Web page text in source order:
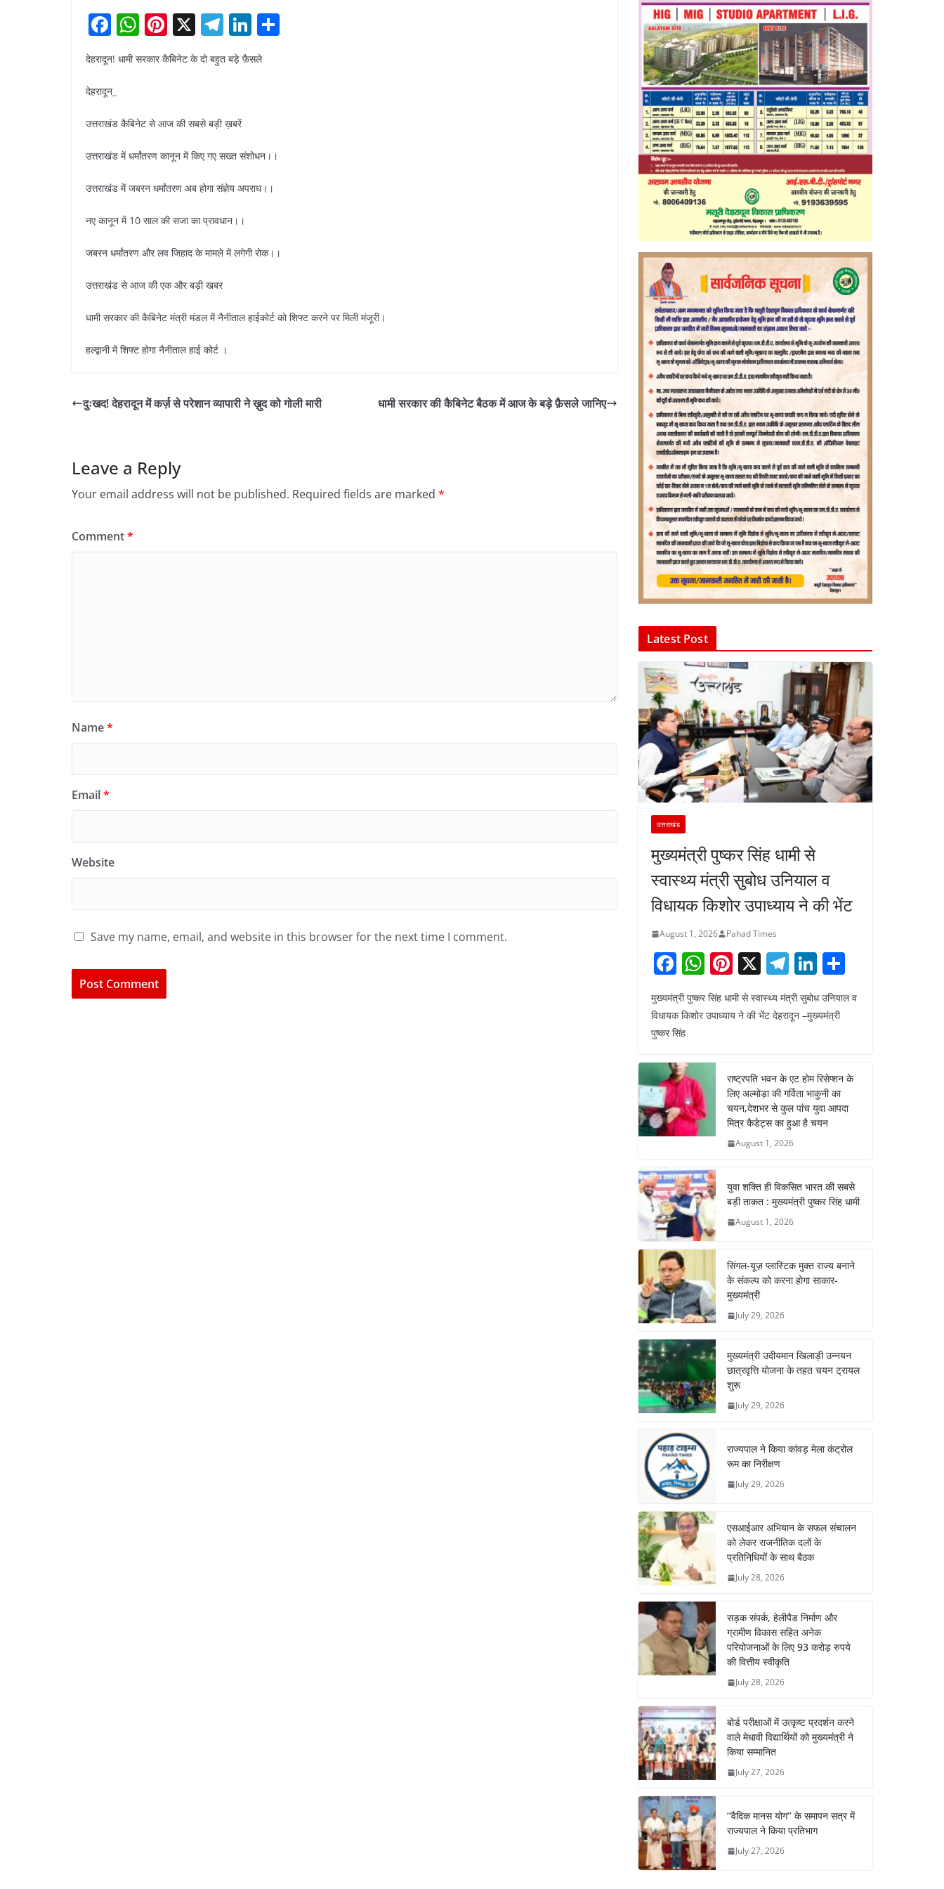
F
c
e
b
o
o
k
W
at
A
p
p
Pi
nt
er
st
X T
el
e
a
m
Li
n
k
देहरादून! धामी सरकार कैबिनेट के दो बहुत बड़े फ़ैसले
देहरादून_
उत्तराखंड कैबिनेट से आज की सबसे बड़ी ख़बरें
उत्तराखंड में धर्मांतरण कानून में किए गए सख्त संशोधन।।
उत्तराखंड में जबरन धर्मांतरण अब होगा संज्ञेय अपराध।।
नए कानून में 10 साल की सजा का प्रावधान।।
जबरन धर्मांतरण और लव जिहाद के मामले में लगेगी रोक।।
उत्तराखंड से आज की एक और बड़ी खबर
धामी सरकार की कैबिनेट मंत्री मंडल में नैनीताल हाईकोर्ट को शिफ्ट करने पर मिली मंजूरी।
हल्द्वानी में शिफ्ट होगा नैनीताल हाई कोर्ट ।
दुःखद! देहरादून में कर्ज़ से परेशान व्यापारी ने ख़ुद को गोली मारी धामी सरकार की कैबिनेट बैठक में आज के बड़े फ़ैसले जानिए
Leave a Reply
Your email address will not be published. Required fields are marked *
Comment*
Name*
Email*
Website
Save my name, email, and website in this browser for the next time I comment.
Latest Post
उत्तराखंड
मुख्यमंत्री पुष्कर सिंह धामी से
स्वास्थ्य मंत्री सुबोध उनियाल व
विधायक किशोर उपाध्याय ने की भेंट
August 1, 2026 Pahad Times
F
a
c
e
o
o
k
W
h
at
p
Pi
nt
er
X T
el
e
gr
m
Li
n
k
n
ar
मुख्यमंत्री पुष्कर सिंह धामी से स्वास्थ्य मंत्री सुबोध उनियाल व
विधायक किशोर उपाध्याय ने की भेंट देहरादून –मुख्यमंत्री
पुष्कर सिंह
राष्ट्रपति भवन के एट होम रिसेप्शन के
लिए अल्मोड़ा की गर्विता भाकुनी का
चयन,देशभर से कुल पांच युवा आपदा
मित्र कैडेट्स का हुआ है चयन
August 1, 2026
युवा शक्ति ही विकसित भारत की सबसे
बड़ी ताकत : मुख्यमंत्री पुष्कर सिंह धामी
August 1, 2026
सिंगल-यूज़ प्लास्टिक मुक्त राज्य बनाने
के संकल्प को करना होगा साकार-
मुख्यमंत्री
July 29, 2026
मुख्यमंत्री उदीयमान खिलाड़ी उन्नयन
छात्रवृत्ति योजना के तहत चयन ट्रायल
शुरू
July 29, 2026
राज्यपाल ने किया कांवड़ मेला कंट्रोल
रूम का निरीक्षण
July 29, 2026
एसआईआर अभियान के सफल संचालन
को लेकर राजनीतिक दलों के
प्रतिनिधियों के साथ बैठक
July 28, 2026
सड़क संपर्क, हेलीपैड निर्माण और
ग्रामीण विकास सहित अनेक
परियोजनाओं के लिए 93 करोड़ रुपये
की वित्तीय स्वीकृति
July 28, 2026
बोर्ड परीक्षाओं में उत्कृष्ट प्रदर्शन करने
वाले मेधावी विद्यार्थियों को मुख्यमंत्री ने
किया सम्मानित
July 27, 2026
‘‘वैदिक मानस योग’’ के समापन सत्र में
राज्यपाल ने किया प्रतिभाग
July 27, 2026